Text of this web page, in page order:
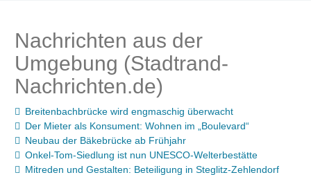
Nachrichten aus der
Umgebung (Stadtrand-
Nachrichten.de)
Breitenbachbrücke wird engmaschig überwacht
Der Mieter als Konsument: Wohnen im „Boulevard“
Neubau der Bäkebrücke ab Frühjahr
Onkel-Tom-Siedlung ist nun UNESCO-Welterbestätte
Mitreden und Gestalten: Beteiligung in Steglitz-Zehlendorf